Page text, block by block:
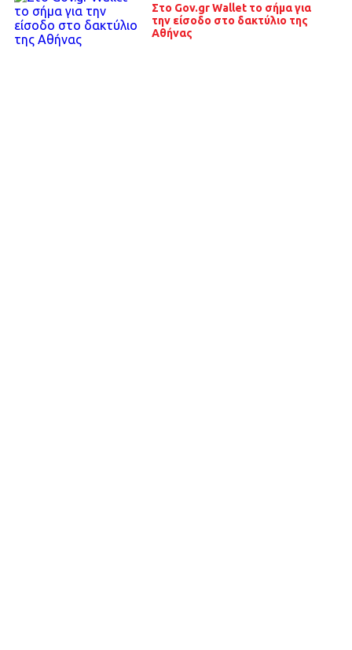
Στο Gov.gr Wallet το σήμα για
την είσοδο στο δακτύλιο της
Αθήνας